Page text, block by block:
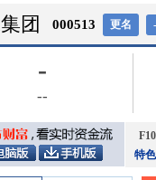
团 000513 更名 -
-
--
特